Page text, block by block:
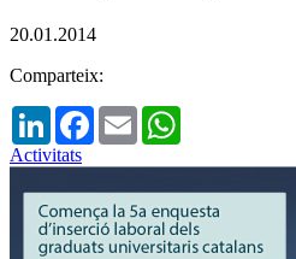
20.01.2014
Comparteix:
LinkedInFacebook
Email
Activitats